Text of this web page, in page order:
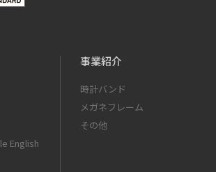
English
事業紹介
時計バンド
メガネフレーム
その他